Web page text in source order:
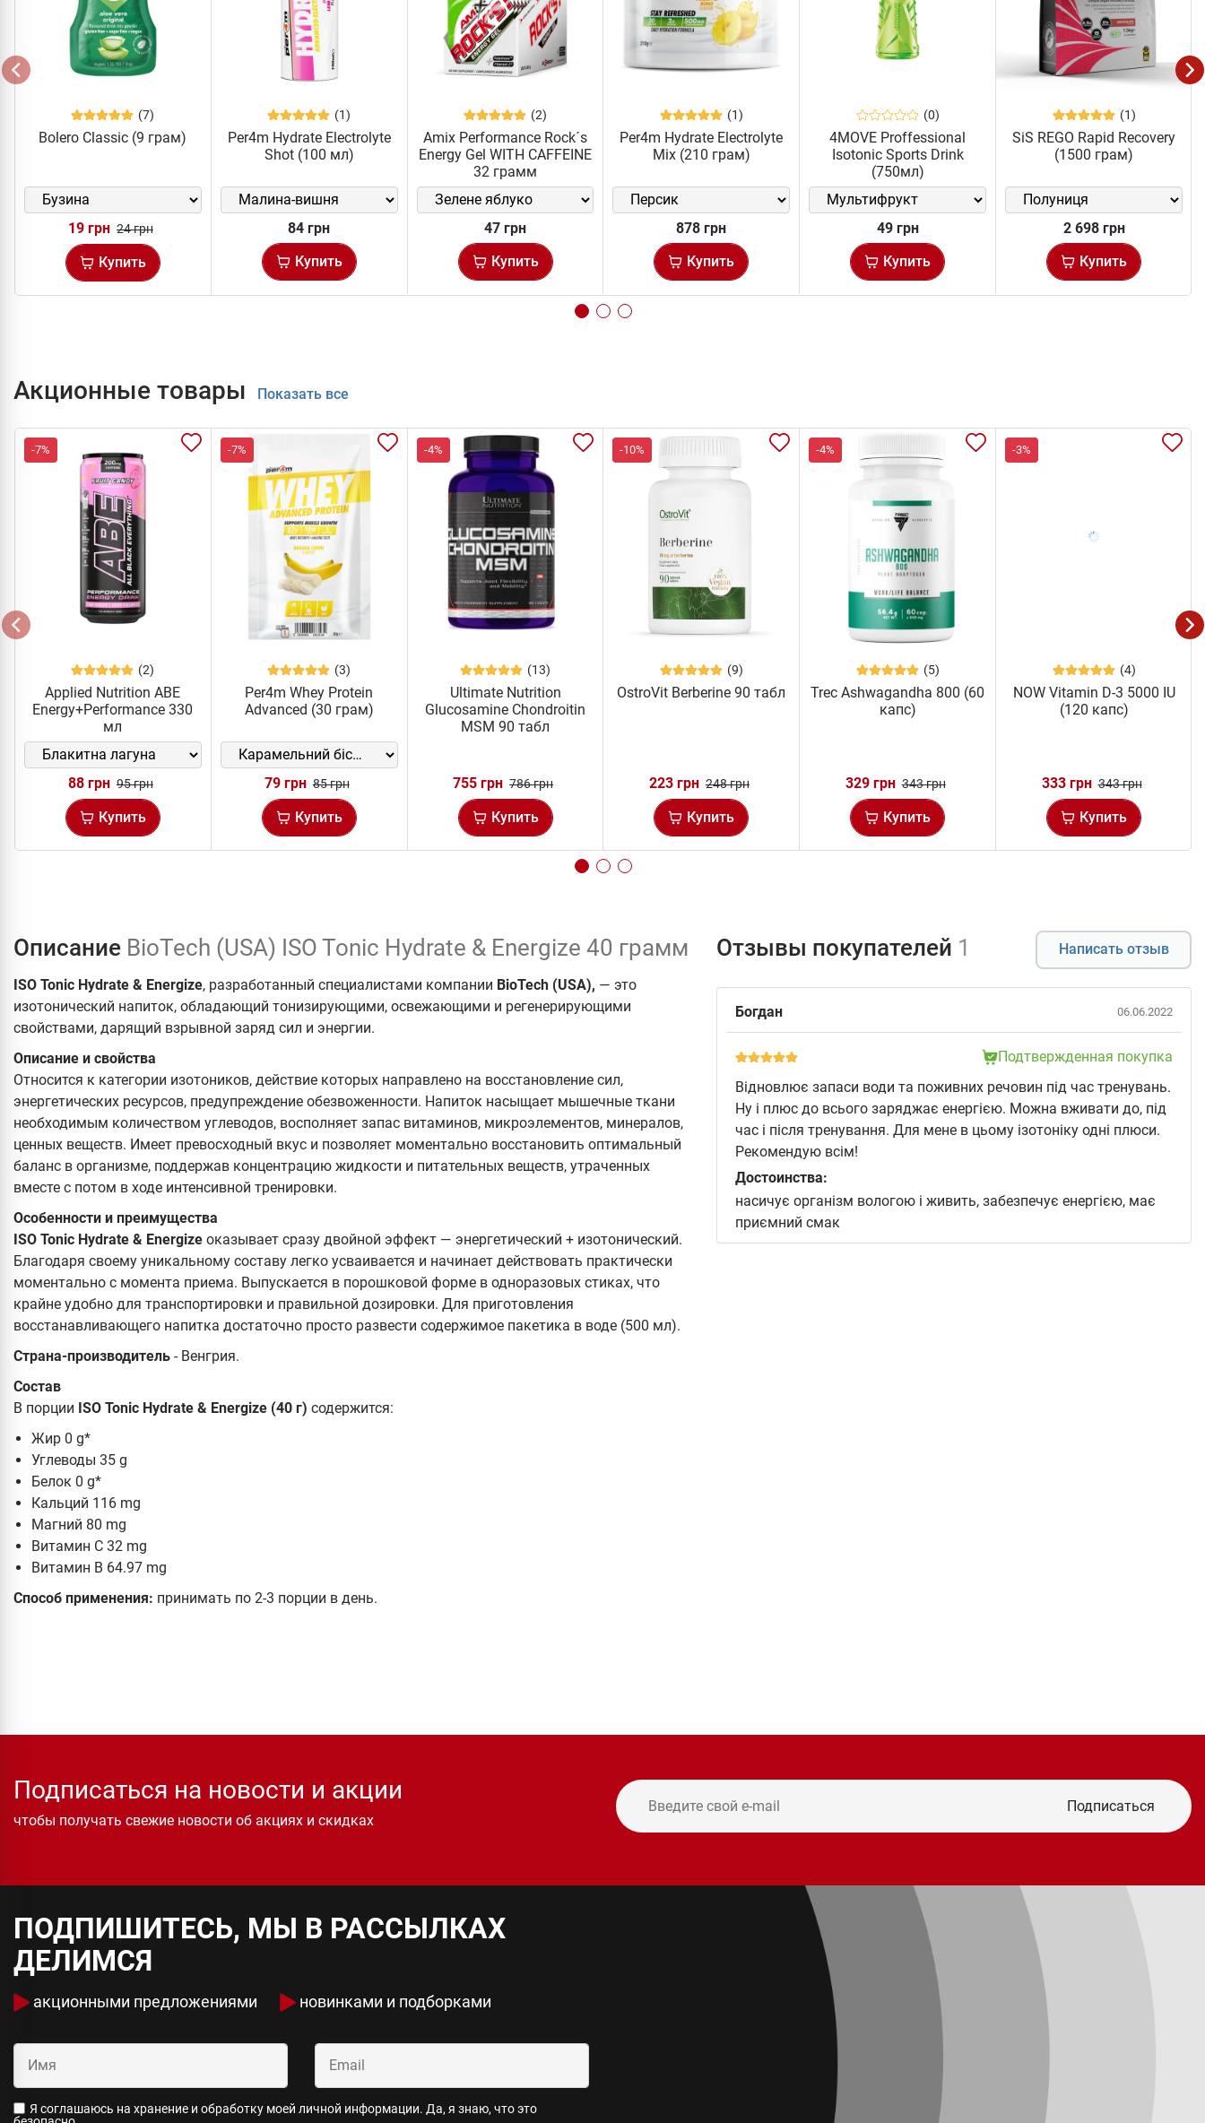
(7)
Bolero Classic (9 грам)
19 грн 24 грн
Купить
(1)
Per4m Hydrate Electrolyte
Shot (100 мл)
84 грн
Купить
(2)
Amix Performance Rock´s
Energy Gel WITH CAFFEINE
32 грамм
47 грн
Купить
(1)
Per4m Hydrate Electrolyte
Mix (210 грам)
878 грн
Купить
(0)
4MOVE Proffessional
Isotonic Sports Drink
(750мл)
49 грн
Купить
(1)
SiS REGO Rapid Recovery
(1500 грам)
2 698 грн
Купить
Акционные товары Показать все
-7%
(2)
Applied Nutrition ABE
Energy+Performance 330
мл
88 грн 95 грн
Купить
-7%
(3)
Per4m Whey Protein
Advanced (30 грам)
79 грн 85 грн
Купить
-4%
(13)
Ultimate Nutrition
Glucosamine Chondroitin
MSM 90 табл
755 грн 786 грн
Купить
-10%
(9)
OstroVit Berberine 90 табл
223 грн 248 грн
Купить
-4%
(5)
Trec Ashwagandha 800 (60
капс)
329 грн 343 грн
Купить
-3%
(4)
NOW Vitamin D-3 5000 IU
(120 капс)
333 грн 343 грн
Купить
Описание BioTech (USA) ISO Tonic Hydrate & Energize 40 грамм
ISO Tonic Hydrate & Energize, разработанный специалистами компании BioTech (USA), — это
изотонический напиток, обладающий тонизирующими, освежающими и регенерирующими
свойствами, дарящий взрывной заряд сил и энергии.
Описание и свойства
Относится к категории изотоников, действие которых направлено на восстановление сил,
энергетических ресурсов, предупреждение обезвоженности. Напиток насыщает мышечные ткани
необходимым количеством углеводов, восполняет запас витаминов, микроэлементов, минералов,
ценных веществ. Имеет превосходный вкус и позволяет моментально восстановить оптимальный
баланс в организме, поддержав концентрацию жидкости и питательных веществ, утраченных
вместе с потом в ходе интенсивной тренировки.
Особенности и преимущества
ISO Tonic Hydrate & Energize оказывает сразу двойной эффект — энергетический + изотонический.
Благодаря своему уникальному составу легко усваивается и начинает действовать практически
моментально с момента приема. Выпускается в порошковой форме в одноразовых стиках, что
крайне удобно для транспортировки и правильной дозировки. Для приготовления
восстанавливающего напитка достаточно просто развести содержимое пакетика в воде (500 мл).
Страна-производитель - Венгрия.
Состав
В порции ISO Tonic Hydrate & Energize (40 г) содержится:
Жир 0 g*
Углеводы 35 g
Белок 0 g*
Кальций 116 mg
Магний 80 mg
Витамин С 32 mg
Витамин B 64.97 mg
Способ применения: принимать по 2-3 порции в день.
Отзывы покупателей 1 Написать отзыв
Богдан 06.06.2022
Подтвержденная покупка
Відновлює запаси води та поживних речовин під час тренувань.
Ну і плюс до всього заряджає енергією. Можна вживати до, під
час і після тренування. Для мене в цьому ізотоніку одні плюси.
Рекомендую всім!
Достоинства:
насичує організм вологою і живить, забезпечує енергією, має
приємний смак
Подписаться на новости и акции
чтобы получать свежие новости об акциях и скидках
Подписаться
ПОДПИШИТЕСЬ, МЫ В РАССЫЛКАХ
ДЕЛИМСЯ
акционными предложениями новинками и подборками
Я соглашаюсь на хранение и обработку моей личной информации. Да, я знаю, что это